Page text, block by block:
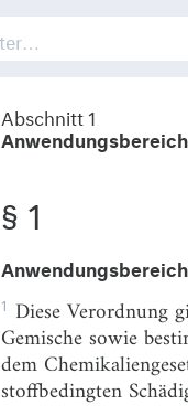
Abschnitt 1
§ 1
Anwendungsbereich
1 Diese Verordnung
Gemische sowie
dem
stoffbedingten